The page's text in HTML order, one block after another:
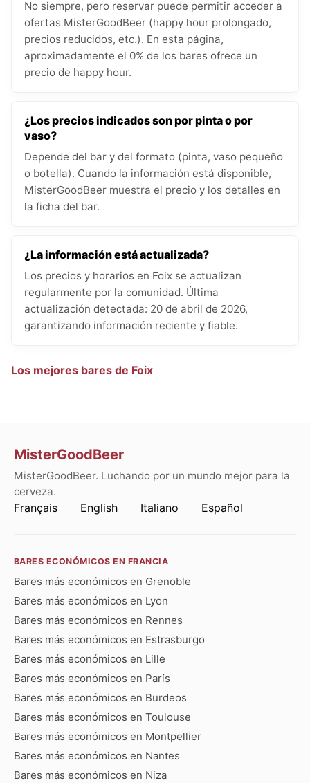
No siempre, pero reservar puede permitir acceder a
ofertas MisterGoodBeer (happy hour prolongado,
precios reducidos, etc.). En esta página,
aproximadamente el 0% de los bares ofrece un
precio de happy hour.
¿Los precios indicados son por pinta o por
vaso?
Depende del bar y del formato (pinta, vaso pequeño
o botella). Cuando la información está disponible,
MisterGoodBeer muestra el precio y los detalles en
la ficha del bar.
¿La información está actualizada?
Los precios y horarios en Foix se actualizan
regularmente por la comunidad. Última
actualización detectada: 20 de abril de 2026,
garantizando información reciente y fiable.
Los mejores bares de Foix
MisterGoodBeer
MisterGoodBeer. Luchando por un mundo mejor para la
cerveza.
Français English Italiano Español
BARES ECONÓMICOS EN FRANCIA
Bares más económicos en Grenoble
Bares más económicos en Lyon
Bares más económicos en Rennes
Bares más económicos en Estrasburgo
Bares más económicos en Lille
Bares más económicos en París
Bares más económicos en Burdeos
Bares más económicos en Toulouse
Bares más económicos en Montpellier
Bares más económicos en Nantes
Bares más económicos en Niza